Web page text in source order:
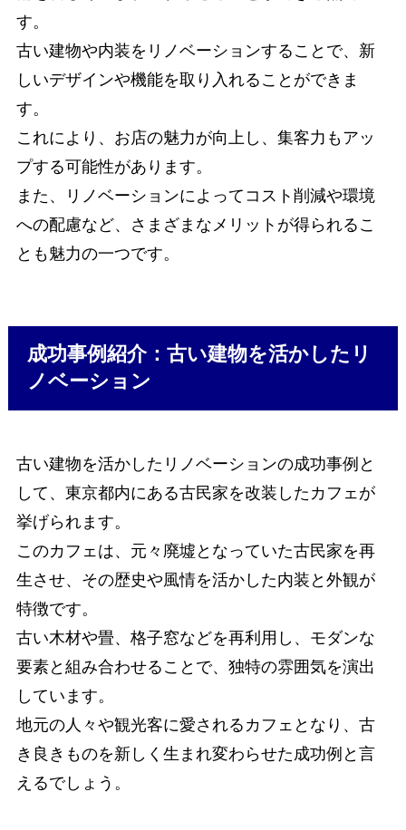
す。
古い建物や内装をリノベーションすることで、新
しいデザインや機能を取り入れることができま
す。
これにより、お店の魅力が向上し、集客力もアッ
プする可能性があります。
また、リノベーションによってコスト削減や環境
への配慮など、さまざまなメリットが得られるこ
とも魅力の一つです。
成功事例紹介：古い建物を活かしたリ
ノベーション
古い建物を活かしたリノベーションの成功事例と
して、東京都内にある古民家を改装したカフェが
挙げられます。
このカフェは、元々廃墟となっていた古民家を再
生させ、その歴史や風情を活かした内装と外観が
特徴です。
古い木材や畳、格子窓などを再利用し、モダンな
要素と組み合わせることで、独特の雰囲気を演出
しています。
地元の人々や観光客に愛されるカフェとなり、古
き良きものを新しく生まれ変わらせた成功例と言
えるでしょう。